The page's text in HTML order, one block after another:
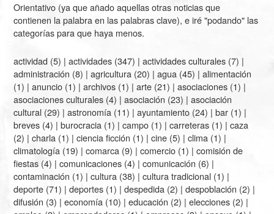
Orientativo (ya que añado aquellas otras noticias que
contienen la palabra en las palabras clave), e iré "podando" las
categorías para que haya menos.
actividad (5) |actividades (347) |actividades culturales (7) |
administración (8) |agricultura (20) |agua (45) |alimentación
(1) |anuncio (1) |archivos (1) |arte (21) |asociaciones (1) |
asociaciones culturales (4) |asociación (23) |asociación
cultural (29) |astronomía (11) |ayuntamiento (24) |bar (1) |
breves (4) |burocracia (1) |campo (1) |carreteras (1) |caza
(2) |charla (1) |ciencia ficción (1) |cine (5) |clima (1) |
climatología (19) |comarca (9) |comercio (1) |comisión de
fiestas (4) |comunicaciones (4) |comunicación (6) |
contaminación (1) |cultura (38) |cultura tradicional (1) |
deporte (71) |deportes (1) |despedida (2) |despoblación (2) |
difusión (3) |economía (10) |educación (2) |elecciones (2) |